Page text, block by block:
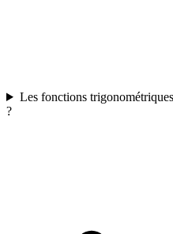
Les fonctions
?